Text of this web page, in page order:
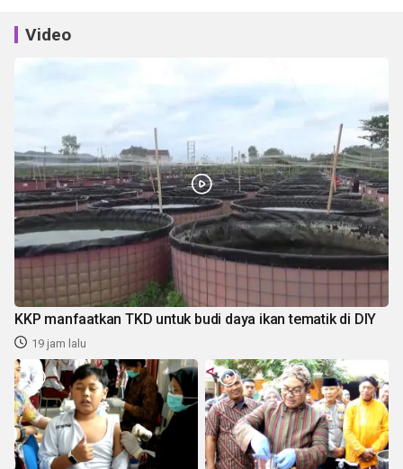
Video
KKP manfaatkan TKD untuk budi daya ikan tematik di DIY
19 jam lalu